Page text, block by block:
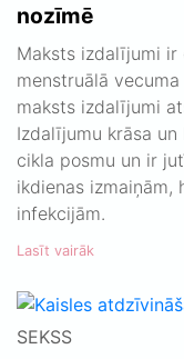
nozīmē
Maksts izdalījumi ir
menstruālā
maksts izdalījumi
Izdalījumu krāsa
cikla posmu un ir
ikdienas izmaiņām,
infekcijām.
Lasīt vairāk
SEKSS